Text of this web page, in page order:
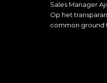
Sales Manager
Op het
common ground